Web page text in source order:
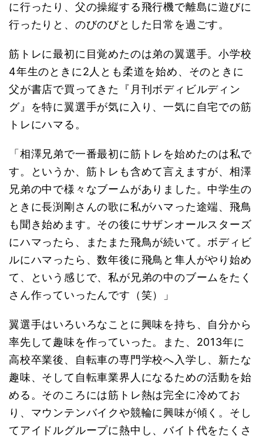
に行ったり、父の操縦する飛行機で離島に遊びに
行ったりと、のびのびとした日常を過ごす。
筋トレに最初に目覚めたのは弟の翼選手。小学校
4年生のときに2人とも柔道を始め、そのときに
父が書店で買ってきた『月刊ボディビルディン
グ』を特に翼選手が気に入り、一気に自宅での筋
トレにハマる。
「相澤兄弟で一番最初に筋トレを始めたのは私で
す。というか、筋トレも含めて言えますが、相澤
兄弟の中で様々なブームがありました。中学生の
ときに長渕剛さんの歌に私がハマった途端、飛鳥
も聞き始めます。その後にサザンオールスターズ
にハマったら、またまた飛鳥が続いて。ボディビ
ルにハマったら、数年後に飛鳥と隼人がやり始め
て、という感じで、私が兄弟の中のブームをたく
さん作っていったんです（笑）」
翼選手はいろいろなことに興味を持ち、自分から
率先して趣味を作っていった。また、2013年に
高校卒業後、自転車の専門学校へ入学し、新たな
趣味、そして自転車業界人になるための活動を始
める。そのころには筋トレ熱は完全に冷めてお
り、マウンテンバイクや競輪に興味が傾く。そし
てアイドルグループに熱中し、バイト代をたくさ